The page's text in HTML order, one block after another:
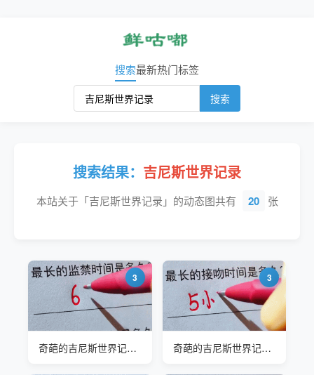
搜索最新热门标签
搜索
搜索结果： 吉尼斯世界记录
本站关于「吉尼斯世界记录」的动态图共有 20 张
3
奇葩的吉尼斯世界记录#最长的监禁时间是多久
3
奇葩的吉尼斯世界记录#最长的接吻时间是多久